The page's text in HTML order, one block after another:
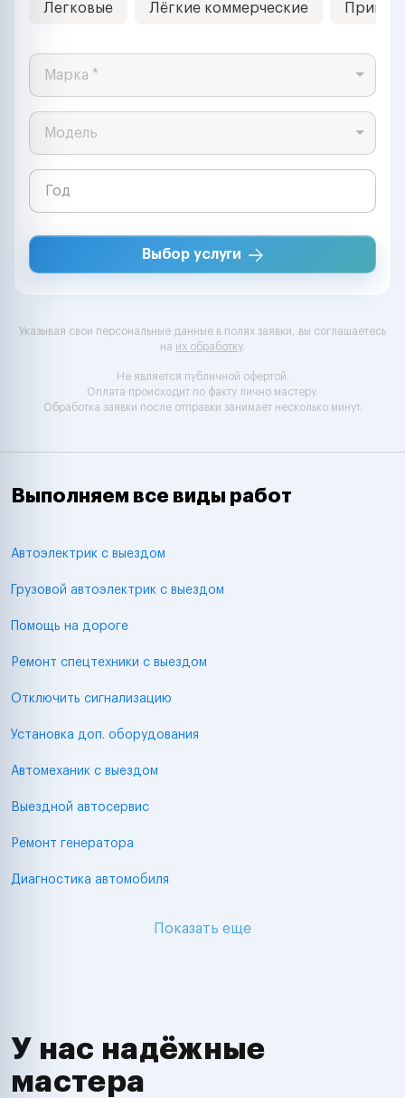
Легковые Лёгкие коммерческие
Марка *
Модель
Выбор услуги
Указывая свои персональные данные в полях заявки, вы соглашаетесь
на их обработку.
Не является публичной офертой.
Оплата происходит по факту лично мастеру.
Обработка заявки после отправки занимает несколько минут.
Выполняем все виды работ
Автоэлектрик с выездом
Грузовой автоэлектрик с выездом
Помощь на дороге
Ремонт спецтехники с выездом
Отключить сигнализацию
Установка доп. оборудования
Автомеханик с выездом
Выездной автосервис
Ремонт генератора
Диагностика автомобиля
Показать еще
У нас надёжные
мастера